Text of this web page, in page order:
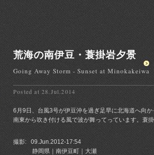
荒海の南伊豆・蓑掛岩夕景
Going Away Storm - Sunset at Minokakeiwa
Posted at 28.Jul.2014
6月9日、台風3号が伊豆沖を過ぎ足早に北海道へ向
南東から吹き付ける風で波が舞ってっています。蓑
撮影:
09.Jun.2012-17:54
静岡県｜南伊豆町｜大瀬